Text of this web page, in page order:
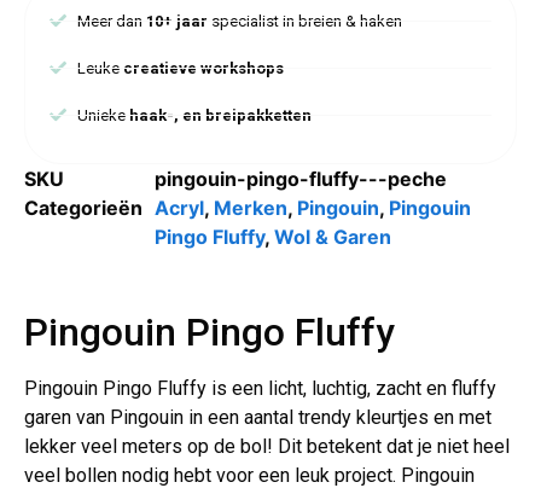
Meer dan 10+ jaar specialist in breien & haken
Leuke creatieve workshops
Uniekehaak-, en breipakketten
SKU
pingouin-pingo-fluffy---peche
Categorieën Acryl, Merken, Pingouin, Pingouin
Pingo Fluffy, Wol & Garen
Pingouin Pingo Fluffy
Pingouin Pingo Fluffy is een licht, luchtig, zacht en fluffy
garen van Pingouin in een aantal trendy kleurtjes en met
lekker veel meters op de bol! Dit betekent dat je niet heel
veel bollen nodig hebt voor een leuk project. Pingouin